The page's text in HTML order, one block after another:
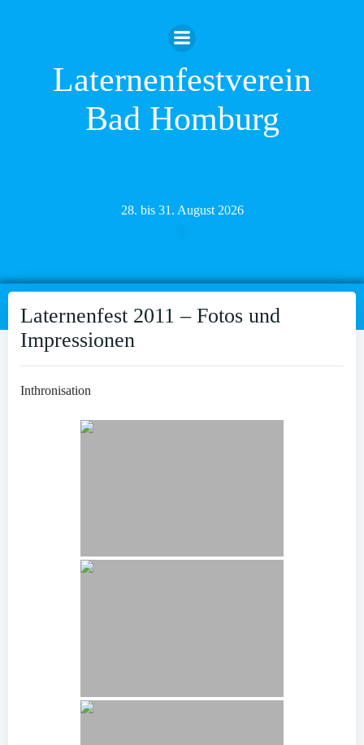
Inhalt
springen
Laternenfestverein
Bad Homburg
28. bis 31. August 2026
Laternenfest 2011 – Fotos und
Impressionen
Inthronisation